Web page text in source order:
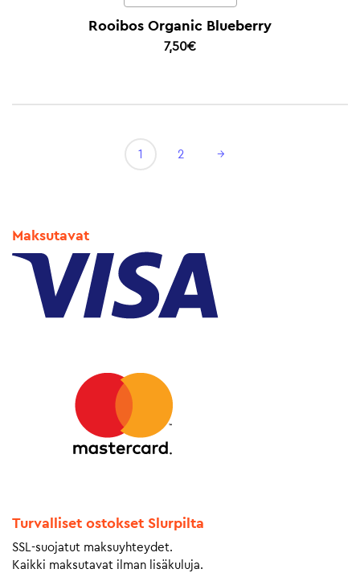
Rooibos Organic Blueberry
7,50€
1 2 →
Maksutavat
Turvalliset ostokset Slurpilta
SSL-suojatut maksuyhteydet.
Kaikki maksutavat ilman lisäkuluja.